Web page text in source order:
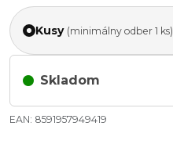
Kusy (minimálny odber 1 ks)
Skladom
EAN: 8591957949419